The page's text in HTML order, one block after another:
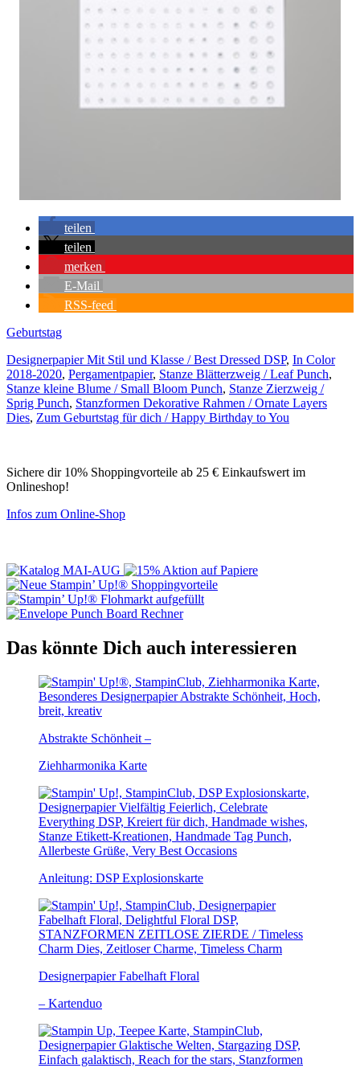
teilen
teilen
merken
E-Mail
RSS-feed
Geburtstag
Designerpapier Mit Stil und Klasse / Best Dressed DSP, In Color
2018-2020, Pergamentpapier, Stanze Blätterzweig / Leaf Punch,
Stanze kleine Blume / Small Bloom Punch, Stanze Zierzweig /
Sprig Punch, Stanzformen Dekorative Rahmen / Ornate Layers
Dies, Zum Geburtstag für dich / Happy Birthday to You
Sichere dir 10% Shoppingvorteile ab 25 € Einkaufswert im
Onlineshop!
Infos zum Online-Shop
Das könnte Dich auch interessieren
Abstrakte Schönheit –
Ziehharmonika Karte
Anleitung: DSP Explosionskarte
Designerpapier Fabelhaft Floral
– Kartenduo